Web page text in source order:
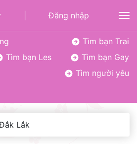
Đăng nhập
Tìm bạn Trai
Tìm bạn Les
Tìm bạn Gay
Tìm người yêu
Lắk